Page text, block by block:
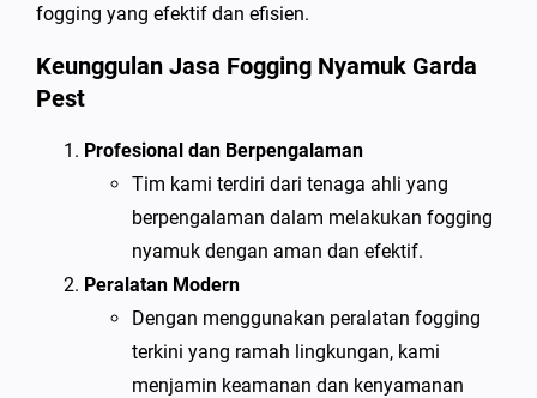
fogging yang efektif dan efisien.
Keunggulan Jasa Fogging Nyamuk Garda
Pest
Profesional dan Berpengalaman
Tim kami terdiri dari tenaga ahli yang
berpengalaman dalam melakukan fogging
nyamuk dengan aman dan efektif.
Peralatan Modern
Dengan menggunakan peralatan fogging
terkini yang ramah lingkungan, kami
menjamin keamanan dan kenyamanan